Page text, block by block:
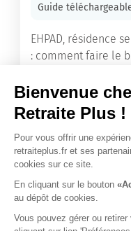
Guide
EHPAD, résidence
: comment faire le bon choix?
ainés.
Vous avez
Obtenir